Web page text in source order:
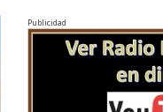
Publicidad